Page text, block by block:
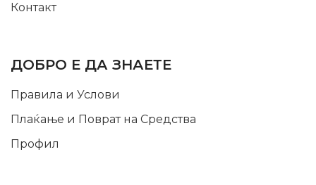
Контакт
ДОБРО Е ДА ЗНАЕТЕ
Правила и Услови
Плаќање и Поврат на Средства
Профил